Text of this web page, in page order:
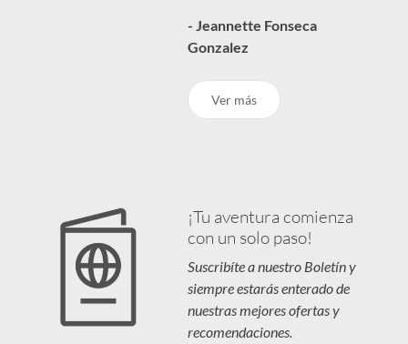
- Jeannette Fonseca
Gonzalez
Ver más
¡Tu aventura comienza
con un solo paso!
Suscribíte a nuestro Boletín y
siempre estarás enterado de
nuestras mejores ofertas y
recomendaciones.